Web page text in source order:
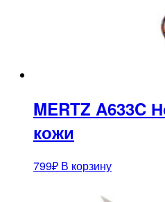
MERTZ A633C
кожи
799₽ В корзину